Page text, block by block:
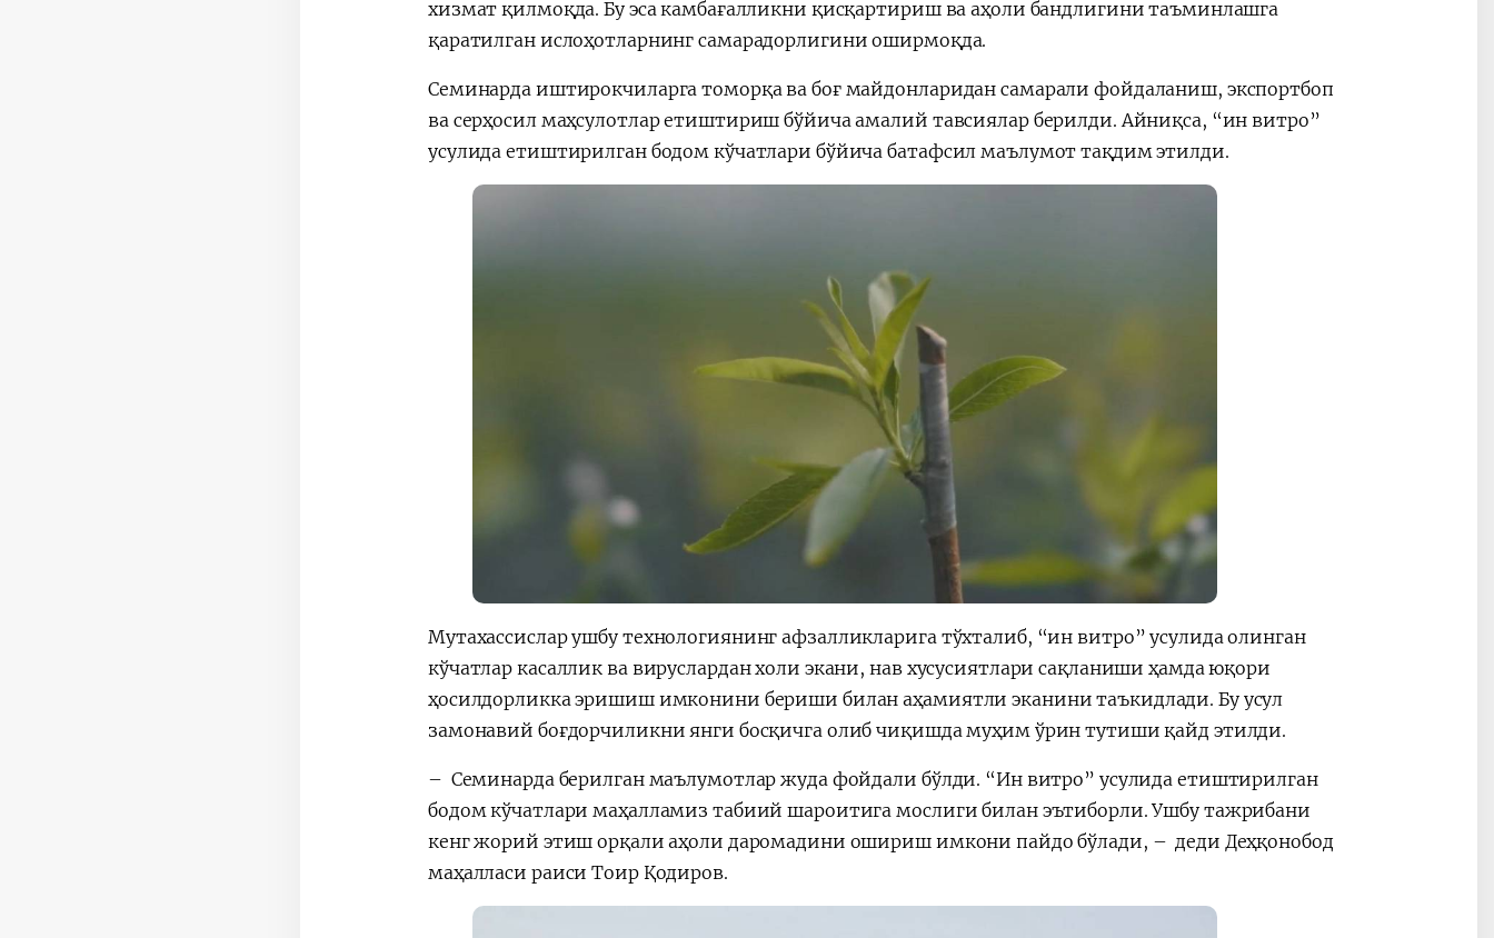
хизмат қилмоқда. Бу эса камбағалликни қисқартириш ва аҳоли бандлигини таъминлашга
қаратилган ислоҳотларнинг самарадорлигини оширмоқда.
Семинарда иштирокчиларга томорқа ва боғ майдонларидан самарали фойдаланиш, экспортбоп
ва серҳосил маҳсулотлар етиштириш бўйича амалий тавсиялар берилди. Айниқса, “ин витро”
усулида етиштирилган бодом кўчатлари бўйича батафсил маълумот тақдим этилди.
Мутахассислар ушбу технологиянинг афзалликларига тўхталиб, “ин витро” усулида олинган
кўчатлар касаллик ва вируслардан холи экани, нав хусусиятлари сақланиши ҳамда юқори
ҳосилдорликка эришиш имконини бериши билан аҳамиятли эканини таъкидлади. Бу усул
замонавий боғдорчиликни янги босқичга олиб чиқишда муҳим ўрин тутиши қайд этилди.
– Семинарда берилган маълумотлар жуда фойдали бўлди. “Ин витро” усулида етиштирилган
бодом кўчатлари маҳалламиз табиий шароитига мослиги билан эътиборли. Ушбу тажрибани
кенг жорий этиш орқали аҳоли даромадини ошириш имкони пайдо бўлади, – деди Деҳқонобод
маҳалласи раиси Тоир Қодиров.